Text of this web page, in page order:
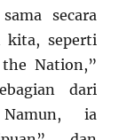
secara
kita, seperti
Nation,”
dari
ia